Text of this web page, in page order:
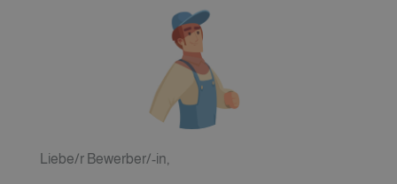
Liebe/r Bewerber/-in,